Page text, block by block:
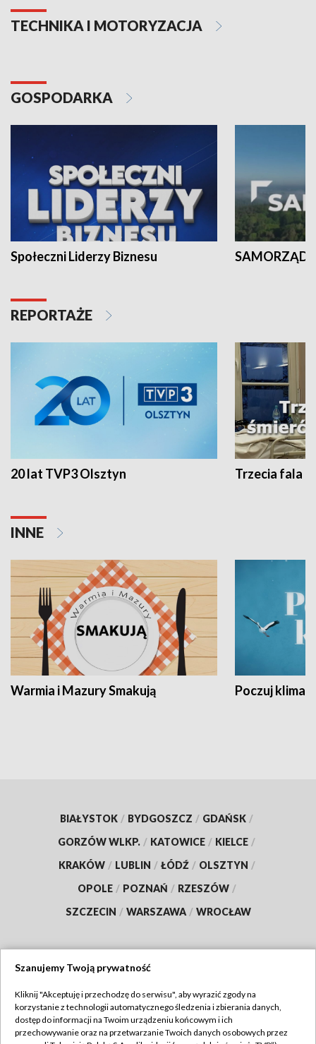
TECHNIKA I MOTORYZACJA
GOSPODARKA
Społeczni Liderzy Biznesu SAMORZĄD
REPORTAŻE
20 lat TVP3 Olsztyn Trzecia fala -
INNE
Warmia i Mazury Smakują Poczuj klimat
BIAŁYSTOK / BYDGOSZCZ / GDAŃSK /
GORZÓW WLKP. / KATOWICE / KIELCE /
KRAKÓW / LUBLIN / ŁÓDŹ / OLSZTYN /
OPOLE / POZNAŃ / RZESZÓW /
SZCZECIN / WARSZAWA / WROCŁAW
TVP
Abonament TVP
Regulamin TVP
Szanujemy Twoją prywatność
Kliknij "Akceptuję i przechodzę do serwisu", aby wyrazić zgody na
korzystanie z technologii automatycznego śledzenia i zbierania danych,
dostęp do informacji na Twoim urządzeniu końcowym i ich
przechowywanie oraz na przetwarzanie Twoich danych osobowych przez